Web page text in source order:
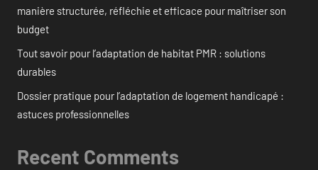
manière structurée, réfléchie et efficace pour maîtriser son
budget
Tout savoir pour l’adaptation de habitat PMR : solutions
durables
Dossier pratique pour l’adaptation de logement handicapé :
astuces professionnelles
Recent Comments